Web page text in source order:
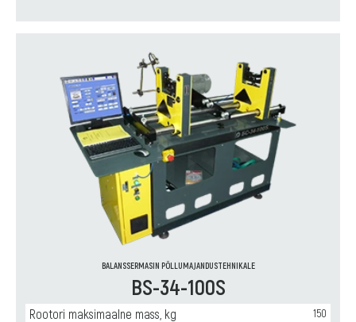
BALANSSERMASIN PÕLLUMAJANDUSTEHNIKALE
BS-34-100S
Rootori maksimaalne mass, kg 150